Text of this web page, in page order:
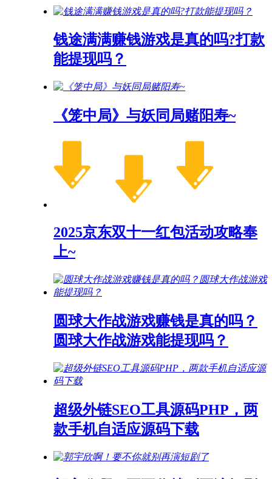
钱途满满赚钱游戏是真的吗?打款
能提现吗？
《笼中局》与妖同局赌阳寿~
2025京东双十一红包活动攻略奉
上~
圆球大作战游戏赚钱是真的吗？
圆球大作战游戏能提现吗？
超级外链SEO工具源码PHP，两
款手机自适应源码下载